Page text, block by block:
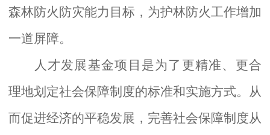
森林防火防灾能力目标，为护林防火工作增加
一道屏障。
人才发展基金项目是为了更精准、更合
理地划定社会保障制度的标准和实施方式。从
而促进经济的平稳发展，完善社会保障制度从